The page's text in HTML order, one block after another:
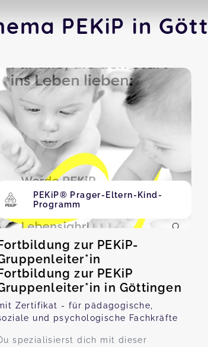
PEKiP in
PEKiP® Prager-Eltern-Kind-
Programm
zur PEKiP-
zur PEKiP
in Göttingen
Zertifikat - für pädagogische,
und psychologische Fachkräfte
spezialisierst dich mit dieser